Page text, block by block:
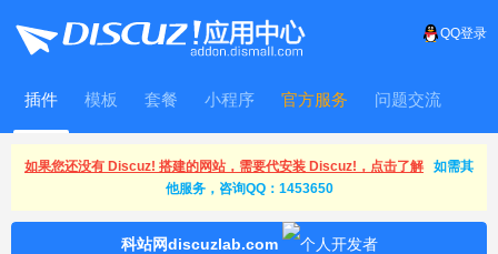
QQ登录
插件 模板 套餐 小程序 官方服务 问题交流
WitFrame
如果您还没有 Discuz! 搭建的网站，需要代安装 Discuz!，点击了解
如需其
他服务，咨询QQ：1453650
科站网discuzlab.com